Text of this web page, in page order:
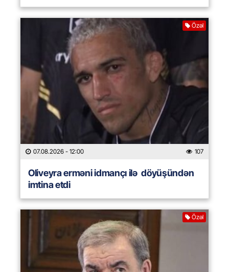
Özəl
07.08.2026 - 12:00 107
Oliveyra erməni idmançı ilə döyüşündən
imtina etdi
Özəl